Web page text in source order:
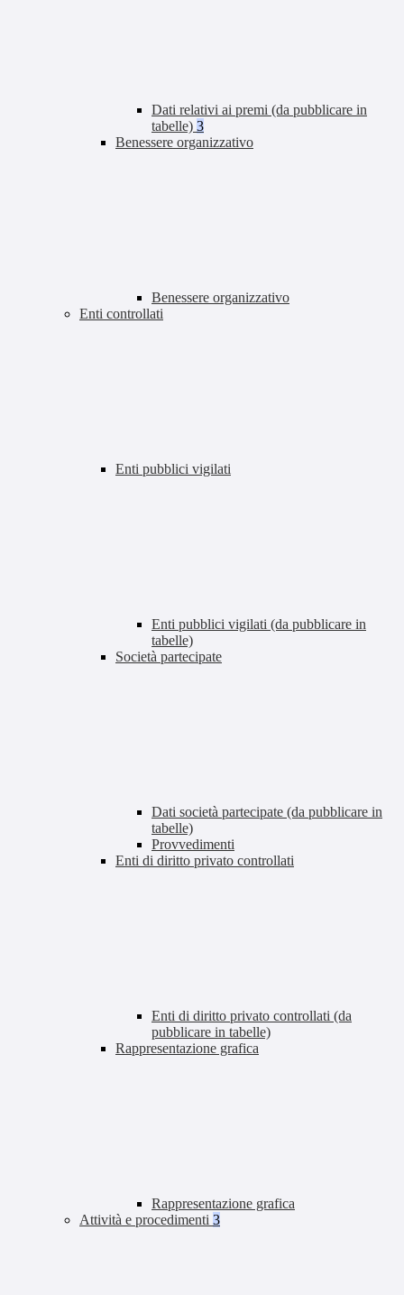
Dati relativi ai premi (da pubblicare in
tabelle) 3
Benessere organizzativo
Benessere organizzativo
Enti controllati
Enti pubblici vigilati
Enti pubblici vigilati (da pubblicare in
tabelle)
Società partecipate
Dati società partecipate (da pubblicare in
tabelle)
Provvedimenti
Enti di diritto privato controllati
Enti di diritto privato controllati (da
pubblicare in tabelle)
Rappresentazione grafica
Rappresentazione grafica
Attività e procedimenti 3